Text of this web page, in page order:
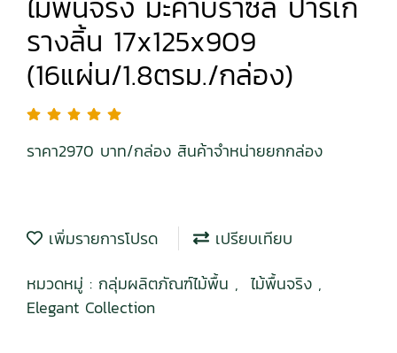
รางลิ้น 17x125x909
(16แผ่น/1.8ตรม./กล่อง)
ราคา2970 บาท/กล่อง สินค้าจำหน่ายยกกล่อง
เพิ่มรายการโปรด
เปรียบเทียบ
หมวดหมู่ : กลุ่มผลิตภัณฑ์ไม้พื้น , ไม้พื้นจริง ,
Elegant Collection